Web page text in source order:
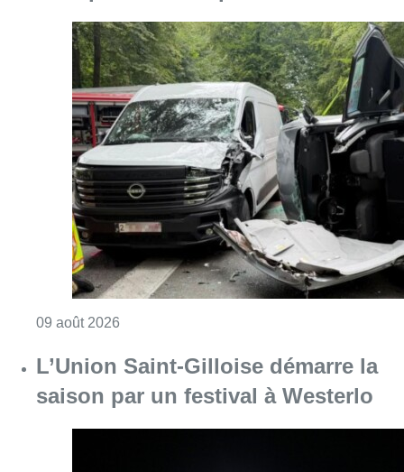
09 août 2026Consulter l'article "Collision entre trois
L’Union Saint-Gilloise démarre la
saison par un festival à Westerlo